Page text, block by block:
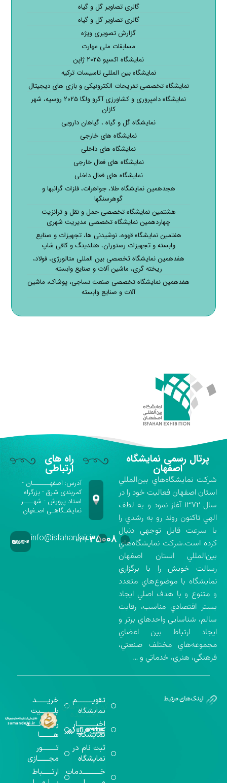
گالری تصاویر گل و گیاه
گالری تصاویر گل و گیاه
گزارش تصویری ویژه
مسابقات ملی مهارت
نمایشگاه اکسپو ۲۰۲۵ ژاپن
نمایشگاه بین المللی تاسیسات ترکیه
نمایشگاه تخصصی تفریحات الکترونیکی و بازی های دیجیتال
نمایشگاه دامپروری و کشاورزی آگرو ولگا ۲۰۲۵ روسیه، شهر
کازان
نمایشگاه گل و گیاه ، گیاهان دارویی
نمایشگاه های خارجی
نمایشگاه های داخلی
نمایشگاه های فعال خارجی
نمایشگاه های فعال داخلی
هجدهمین نمایشگاه طلا، جواهرات، فلزات گرانبها و
گوهرسنگها
هشتمین نمایشگاه تخصصی حمل و نقل و ترانزیت
چهاردهمین نمایشگاه تخصصی مدیریت شهری
هفتمین نمایشگاه قهوه، نوشیدنی ها، تجهیزات و صنایع
وابسته و تجهیزات رستوران، هتلدینگ و کافی شاپ
هفدهمین نمایشگاه تخصصی بین المللی متالورژی، فولاد،
ریخته گری، ماشین آلات و صنایع وابسته
هفدهمین نمایشگاه تخصصی صنعت نساجی، پوشاک، ماشین
آلات و صنایع وابسته
پرتال رسمی نمایشگاه
اصفهان
شركت نمايشگاه‌هاي بين‌المللي
استان اصفهان فعاليت خود را در
سال ۱۳۷۲ آغاز نمود و به لطف
الهي تاكنون روند رو به رشدي را
با سرعت قابل توجهي دنبال
كرده است.شركت نمايشگاه‌هاي
بين‌المللي استان اصفهان
رسالت خويش را با برگزاري
نمايشگاه با موضوع‌هاي متعدد
و متنوع و با هدف اصلي ايجاد
بستر اقتصادي مناسب، رقابت
سالم، شناسايي واحدهاي برتر و
ايجاد ارتباط بين اعضاي
مجموعه‌هاي مختلف صنعتي،
فرهنگي، هنري، خدماتي و …
راه های
ارتباطی
آدرس: اصفهـــــــان -
کمربندی شرق - بزرگراه
استاد پرورش - شهــــر
نمایشـگاهـی اصـفهان
۰۳۱-۳۵۰۰۸info@isfahanfair.ir
تقویــــــــــم
نمایشگاه
اخبــــــــــــار
نمایشگاه
ثبت نام در
نمایشگاه
خـــــــــــدمات
خریـــــــد
بلـــــــــیت
رســـــانــــــه
هـــــــــا
تـــــــــور
مجـــــــازی
ارتــــــباط
گواهینامه‌های
اخذ شده